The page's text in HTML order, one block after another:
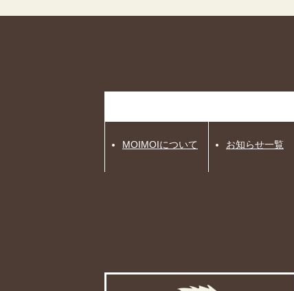
MOIMOIについて お知らせ一覧